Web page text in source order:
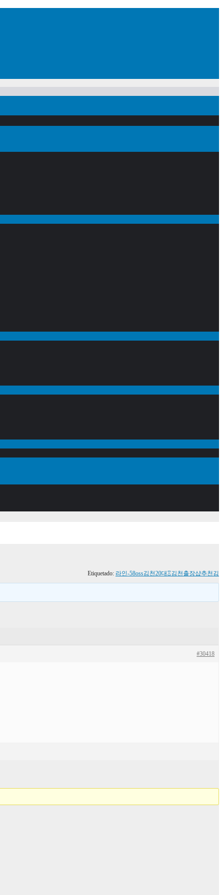
Etiquetado: 라인-58oss김천20대Ξ김천출장샵추천김
#30418